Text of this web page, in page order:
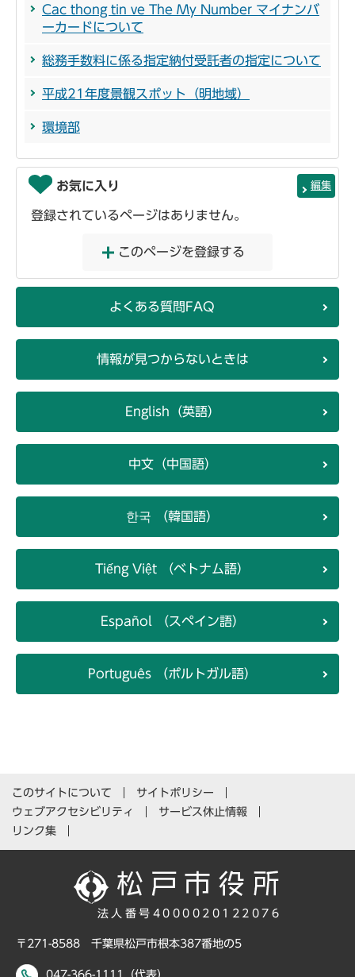
Cac thong tin ve The My Number マイナンバ
ーカードについて
総務手数料に係る指定納付受託者の指定について
平成21年度景観スポット（明地域）
環境部
お気に入り 編集
登録されているページはありません。
このページを登録する
よくある質問FAQ
情報が見つからないときは
English（英語）
中文（中国語）
한국 （韓国語）
Tiếng Việt （ベトナム語）
Español （スペイン語）
Português （ポルトガル語）
このサイトについて
サイトポリシー
ウェブアクセシビリティ
サービス休止情報
リンク集
法人番号4000020122076
〒271-8588 千葉県松戸市根本387番地の5